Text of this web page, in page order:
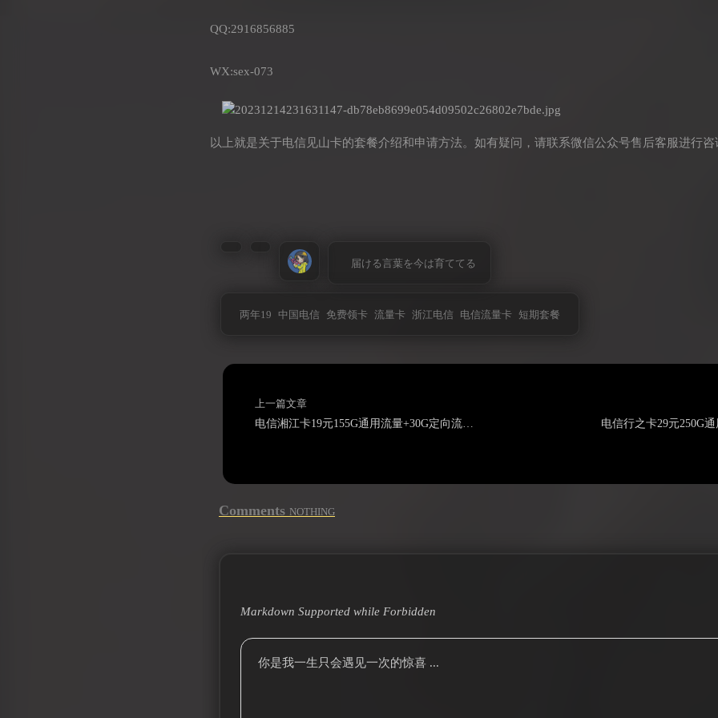
QQ:2916856885
WX:sex-073
以上就是关于电信见山卡的套餐介绍和申请方法。如有疑问，请联系微信公众号售后客服进行咨
届ける言葉を今は育ててる
两年19 中国电信 免费领卡 流量卡 浙江电信 电信流量卡 短期套餐
上一篇文章
Comments NOTHING
Markdown Supported while Forbidden
你是我一生只会遇见一次的惊喜 ...